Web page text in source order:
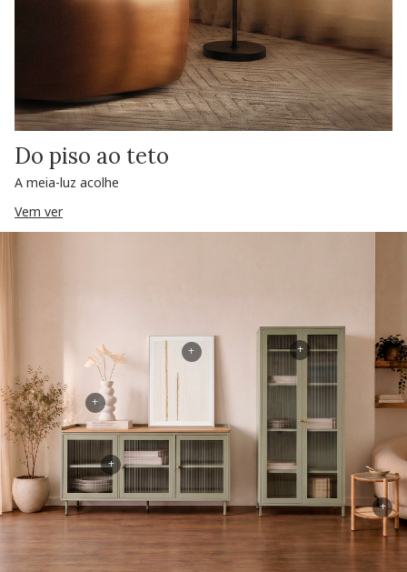
Do piso ao teto
A meia-luz acolhe
Vem ver
+
+
+
+
+